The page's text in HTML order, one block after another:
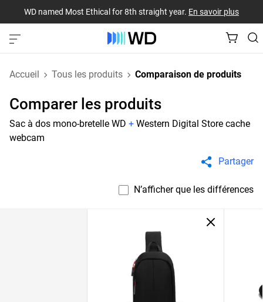
WD named Most Ethical for 8th straight year. En savoir plus
Accueil Tous les produits Comparaison de produits
Comparer les produits
Sac à dos mono-bretelle WD + Western Digital Store cache
webcam
Partager
N’afficher que les différences